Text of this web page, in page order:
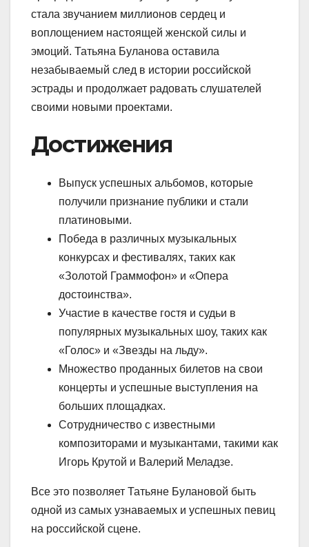
стала звучанием миллионов сердец и
воплощением настоящей женской силы и
эмоций. Татьяна Буланова оставила
незабываемый след в истории российской
эстрады и продолжает радовать слушателей
своими новыми проектами.
Достижения
Выпуск успешных альбомов, которые
получили признание публики и стали
платиновыми.
Победа в различных музыкальных
конкурсах и фестивалях, таких как
«Золотой Граммофон» и «Опера
достоинства».
Участие в качестве гостя и судьи в
популярных музыкальных шоу, таких как
«Голос» и «Звезды на льду».
Множество проданных билетов на свои
концерты и успешные выступления на
больших площадках.
Сотрудничество с известными
композиторами и музыкантами, такими как
Игорь Крутой и Валерий Меладзе.
Все это позволяет Татьяне Булановой быть
одной из самых узнаваемых и успешных певиц
на российской сцене.